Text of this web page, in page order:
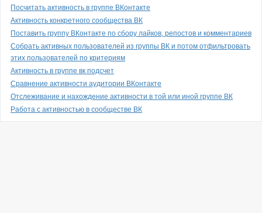
Посчитать активность в группе ВКонтакте
Активность конкретного сообщества ВК
Поставить группу ВКонтакте по сбору лайков, репостов и комментариев
Cобрать активных пользователей из группы ВК и потом отфильтровать
этих пользователей по критериям
Активность в группе вк подсчет
Сравнение активности аудитории ВКонтакте
Отслеживание и нахождение активности в той или иной группе ВК
Работа с активностью в сообществе ВК